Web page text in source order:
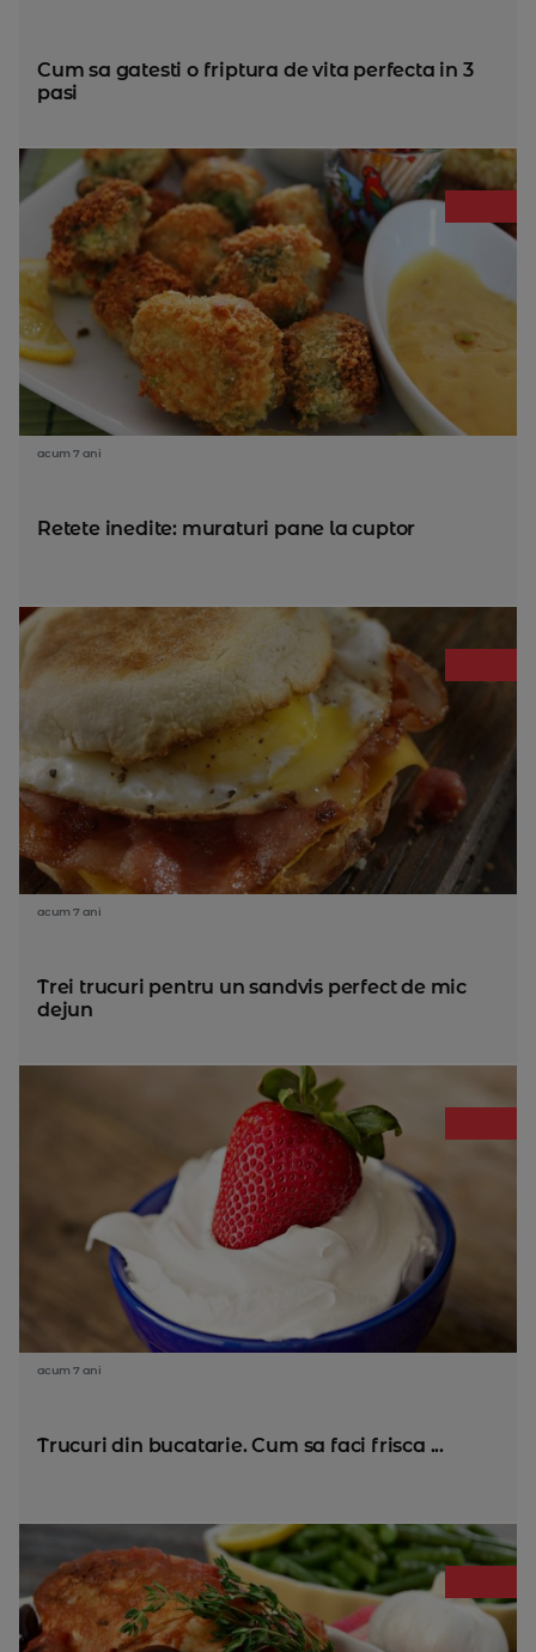
Cum sa gatesti o friptura de vita perfecta in 3
pasi
acum 7 ani
Retete inedite: muraturi pane la cuptor
acum 7 ani
Trei trucuri pentru un sandvis perfect de mic
dejun
acum 7 ani
Trucuri din bucatarie. Cum sa faci frisca ...